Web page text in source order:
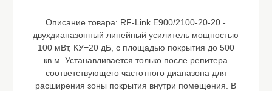
Описание товара: RF-Link E900/2100-20-20 -
двухдиапазонный линейный усилитель мощностью
100 мВт, КУ=20 дБ, с площадью покрытия до 500
кв.м. Устанавливается только после репитера
соответствующего частотного диапазона для
расширения зоны покрытия внутри помещения. В